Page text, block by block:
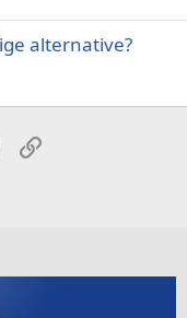
alternative?
MailLink